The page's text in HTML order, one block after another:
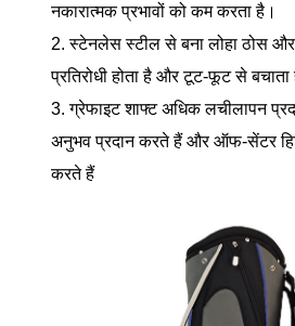
नकारात्मक प्रभावों को कम करता है।
2. स्टेनलेस स्टील से बना लोहा ठोस
प्रतिरोधी होता है और टूट-फूट से बचाता
3. ग्रेफाइट शाफ्ट अधिक लचीलापन
अनुभव प्रदान करते हैं और ऑफ-सेंटर हिट
करते हैं